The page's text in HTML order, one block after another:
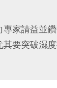
家請益並
要突破濕